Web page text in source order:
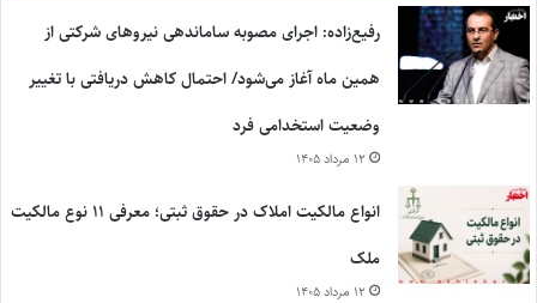
رفیع‌زاده: اجرای مصوبه ساماندهی نیروهای شرکتی از
همین ماه آغاز می‌شود/ احتمال کاهش دریافتی با تغییر
وضعیت استخدامی فرد
۱۲ مرداد ۱۴۰۵
انواع مالکیت املاک در حقوق ثبتی؛ معرفی ۱۱ نوع مالکیت
ملک
۱۲ مرداد ۱۴۰۵